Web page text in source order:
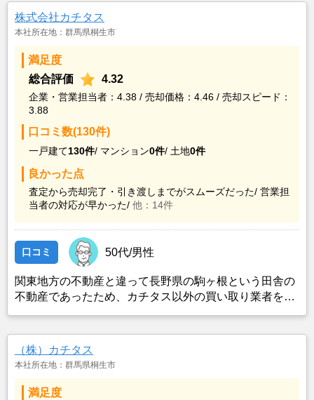
くの物件も多かったのでこちらでお世話になろうと思い
ました。
株式会社カチタス
本社所在地：群馬県桐生市
満足度
総合評価
4.32
企業・営業担当者：4.38 / 売却価格：4.46 / 売却スピード：
3.88
口コミ数(130件)
一戸建て130件/ マンション0件/ 土地0件
良かった点
査定から売却完了・引き渡しまでがスムーズだった/ 営業担
当者の対応が早かった/ 他：14件
口コミ 50代/男性
関東地方の不動産と違って長野県の駒ヶ根という田舎の
不動産であったため、カチタス以外の買い取り業者をみ
も空き家の状態で不動産を残しておけないと考えて売却
を決めた。
（株）カチタス
本社所在地：群馬県桐生市
満足度